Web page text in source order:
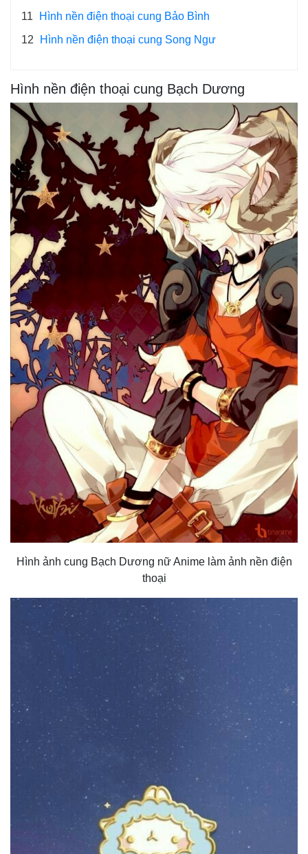
11
Hình nền điện thoại cung Bảo Bình
12
Hình nền điện thoại cung Song Ngư
Hình nền điện thoại cung Bạch Dương
Hình ảnh cung Bạch Dương nữ Anime làm ảnh nền điện
thoại